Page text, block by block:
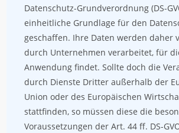
Datenschutz-Grundverordnung (DS-
einheitliche Grundlage für den
geschaffen. Ihre Daten werden daher
durch Unternehmen verarbeitet, für
Anwendung findet. Sollte doch die
durch Dienste Dritter außerhalb der
Union oder des Europäischen
stattfinden, so müssen diese die
Voraussetzungen der Art. 44 ff. DS-